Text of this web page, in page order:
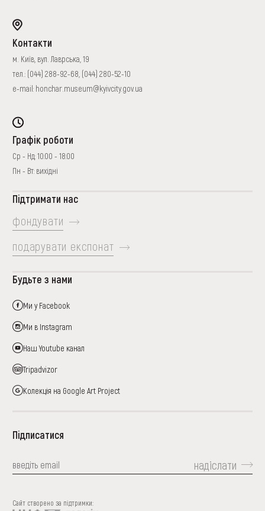
Контакти
м. Київ, вул. Лаврська, 19
тел.: (044) 288-92-68 (044) 280-52-10
e-mail: honchar.museum@kyivcity.gov.ua
Графік роботи
Ср - Нд: 10:00 - 18:00
Пн - Вт: вихідні
Підтримати нас
фондувати
подарувати експонат
Будьте з нами
Ми у Facebook
Ми в Instagram
Наш Youtube канал
Tripadvizor
Колекція на Google Art Project
Підписатися
надіслати
Сайт створено за підтримки: